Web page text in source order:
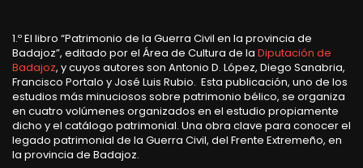
1.º El libro “Patrimonio de la Guerra Civil en la provincia de
Badajoz”, editado por el Área de Cultura de la Diputación de
Badajoz, y cuyos autores son Antonio D. López, Diego Sanabria,
Francisco Portalo y José Luis Rubio. Esta publicación, uno de los
estudios más minuciosos sobre patrimonio bélico, se organiza
en cuatro volúmenes organizados en el estudio propiamente
dicho y el catálogo patrimonial. Una obra clave para conocer el
legado patrimonial de la Guerra Civil, del Frente Extremeño, en
la provincia de Badajoz.